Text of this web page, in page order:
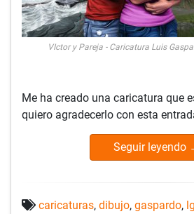
VIctor y Pareja - Caricatura Luis
Me ha creado una caricatura que
quiero agradecerlo con esta
Seguir leyendo
caricaturas, dibujo, gaspardo,